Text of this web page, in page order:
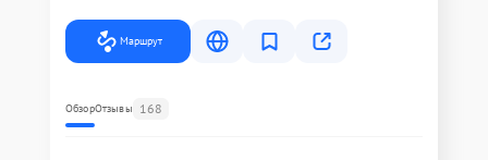
Маршрут
ОбзорОтзывы 168